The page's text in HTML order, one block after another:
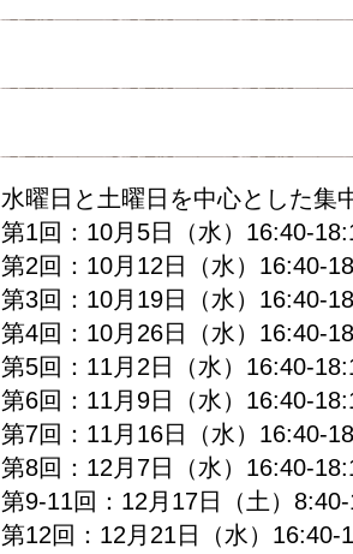
水曜日と土曜日を中心とした集
第1回：10月5日（水）16:40-
第2回：10月12日（水）16:40-
第3回：10月19日（水）16:40-
第4回：10月26日（水）16:40-
第5回：11月2日（水）16:40-
第6回：11月9日（水）16:40-
第7回：11月16日（水）16:40-
第8回：12月7日（水）16:40-
第9-11回：12月17日（土）
第12回：12月21日（水）16:40-